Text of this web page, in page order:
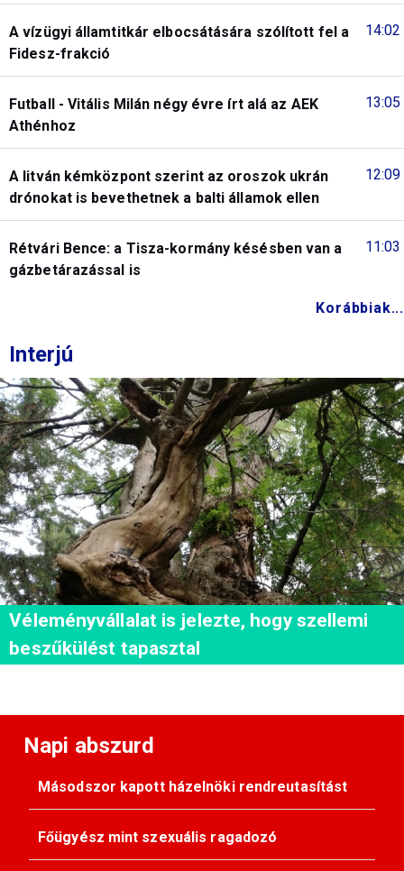
14:02
A vízügyi államtitkár elbocsátására szólított fel a
Fidesz-frakció
13:05
Futball - Vitális Milán négy évre írt alá az AEK
Athénhoz
12:09
A litván kémközpont szerint az oroszok ukrán
drónokat is bevethetnek a balti államok ellen
11:03
Rétvári Bence: a Tisza-kormány késésben van a
gázbetárazással is
Korábbiak...
Interjú
Véleményvállalat is jelezte, hogy szellemi
beszűkülést tapasztal
Napi abszurd
Másodszor kapott házelnöki rendreutasítást
Főügyész mint szexuális ragadozó